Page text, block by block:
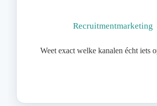
Recruitmentmarketing
Weet exact welke kanalen écht iets